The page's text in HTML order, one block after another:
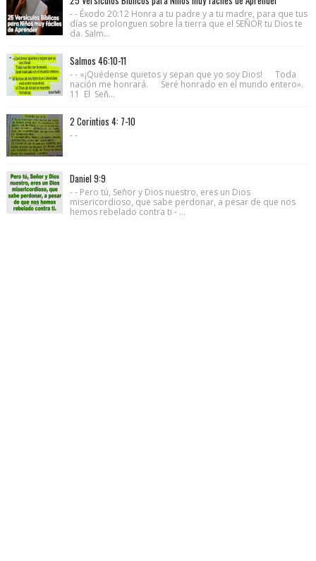
- - Éxodo 20:12 Honra a tu padre y a tu madre, para que tus
días se prolonguen sobre la tierra que el SEÑOR tu Dios te
da. Salm...
Salmos 46:10-11
- - «¡Quédense quietos y sepan que yo soy Dios! Toda
nación me honrará. Seré honrado en el mundo entero».
11 El Señ...
2 Corintios 4: 7-10
- -
Daniel 9:9
- - Pero tú, Señor y Dios nuestro, eres un Dios
misericordioso, que sabe perdonar, a pesar de que nos
hemos rebelado contra ti - ...